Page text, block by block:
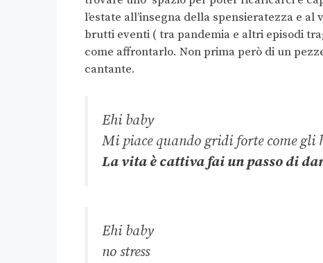
l’estate all’insegna della spensieratezza e
brutti eventi ( tra pandemia e altri episodi
come affrontarlo. Non prima però di un
cantante.
Ehi baby
Mi piace quando gridi forte come gli
La vita è cattiva fai un passo di
Ehi baby
no stress